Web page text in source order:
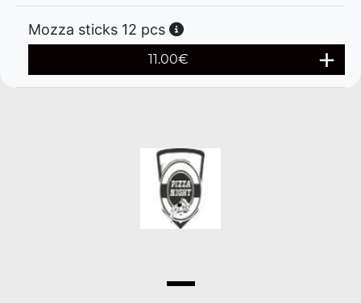
Mozza sticks 12 pcs
11.00€